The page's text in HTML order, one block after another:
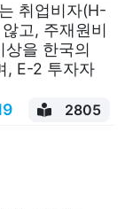
취업비자(H-
고, 주재원비
을 한국의
, E-2 투자자
2805